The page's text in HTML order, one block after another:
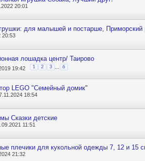
20:01
для малышей и постарше, Приморский
20:53
лошадка центр/ Таирово
19:42 1 2 3 6
LEGO "Семейный домик"
18:54
Сказки детские
11:51
плечики для кукольной одежды 7, 12 и 15
21:32